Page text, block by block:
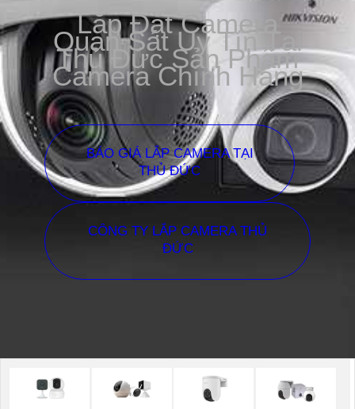
Lắp Đặt Camera
Quan Sát Uy Tín Tại
Thủ Đức Sản Phẩm
Camera Chính Hãng
BÁO GIÁ LẮP CAMERA TẠI
THỦ ĐỨC
CÔNG TY LẮP CAMERA THỦ
ĐỨC